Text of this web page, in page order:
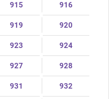
915 916
919 920
923 924
927 928
931 932